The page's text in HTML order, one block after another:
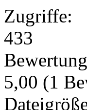
Zugriffe:
433
5,00 (1